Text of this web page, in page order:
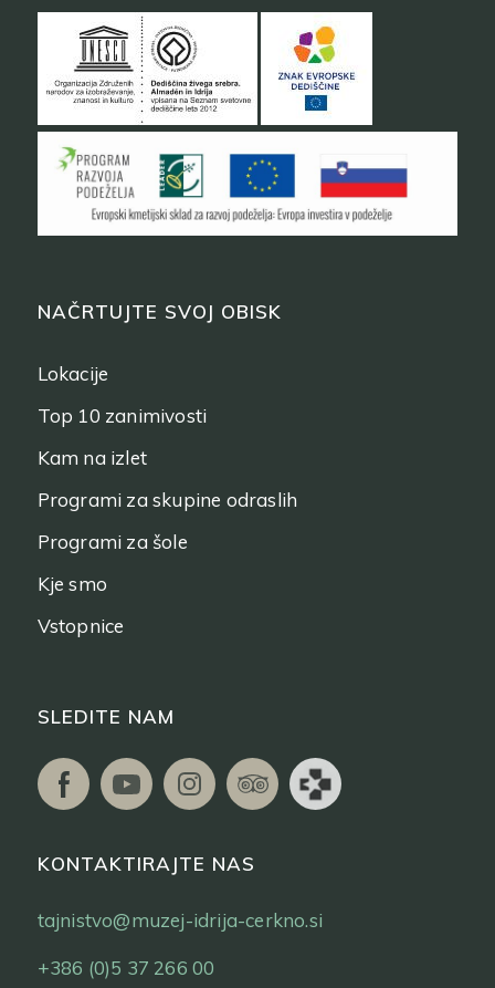
NAČRTUJTE SVOJ OBISK
Lokacije
Top 10 zanimivosti
Kam na izlet
Programi za skupine odraslih
Programi za šole
Kje smo
Vstopnice
SLEDITE NAM
KONTAKTIRAJTE NAS
tajnistvo@muzej-idrija-cerkno.si
+386 (0)5 37 266 00